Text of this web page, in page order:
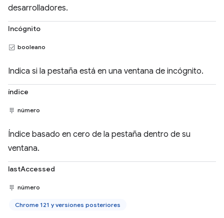
desarrolladores.
Incógnito
booleano
Indica si la pestaña está en una ventana de incógnito.
índice
número
Índice basado en cero de la pestaña dentro de su
ventana.
lastAccessed
número
Chrome 121 y versiones posteriores